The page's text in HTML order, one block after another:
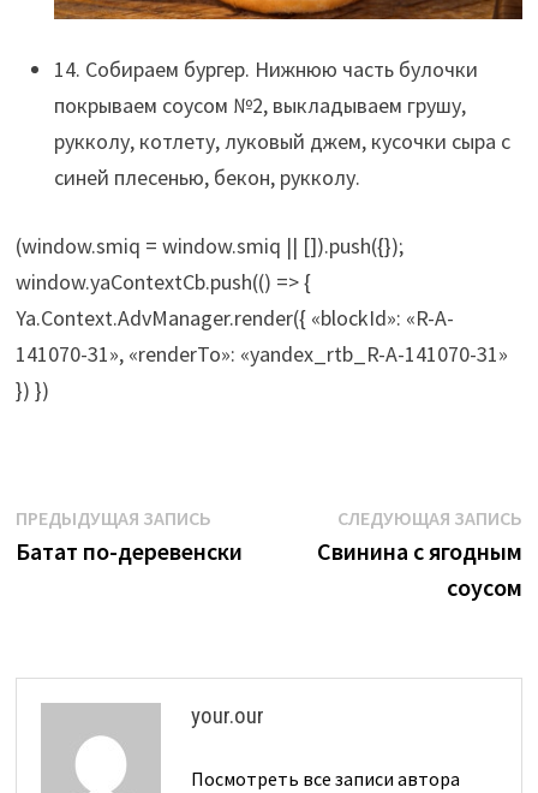
14. Собираем бургер. Нижнюю часть булочки
покрываем соусом №2, выкладываем грушу,
рукколу, котлету, луковый джем, кусочки сыра с
синей плесенью, бекон, рукколу.
(window.smiq = window.smiq || []).push({});
window.yaContextCb.push(() => {
Ya.Context.AdvManager.render({ «blockId»: «R-A-
141070-31», «renderTo»: «yandex_rtb_R-A-141070-31»
}) })
Навигация
по
ПРЕДЫДУЩАЯ ЗАПИСЬПредыдущая
запись:
Батат по-деревенски
СЛЕДУЮЩАЯ ЗАПИСЬ
Свинина с ягодным
соусом
your.our
Посмотреть все записи автора